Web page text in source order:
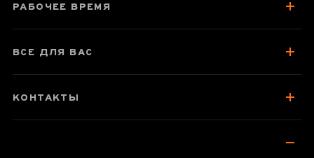
РАБОЧЕЕ ВРЕМЯ
ВСЕ ДЛЯ ВАС
КОНТАКТЫ